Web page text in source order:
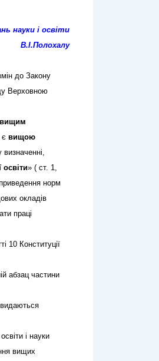
науки і освіти
В.І.Полохалу
до Закону
Верховною
вищим
є вищою
освіти» ( ст. 1,
норм
окладів
праці
10 Конституції
абзац частини
і науки
вищих